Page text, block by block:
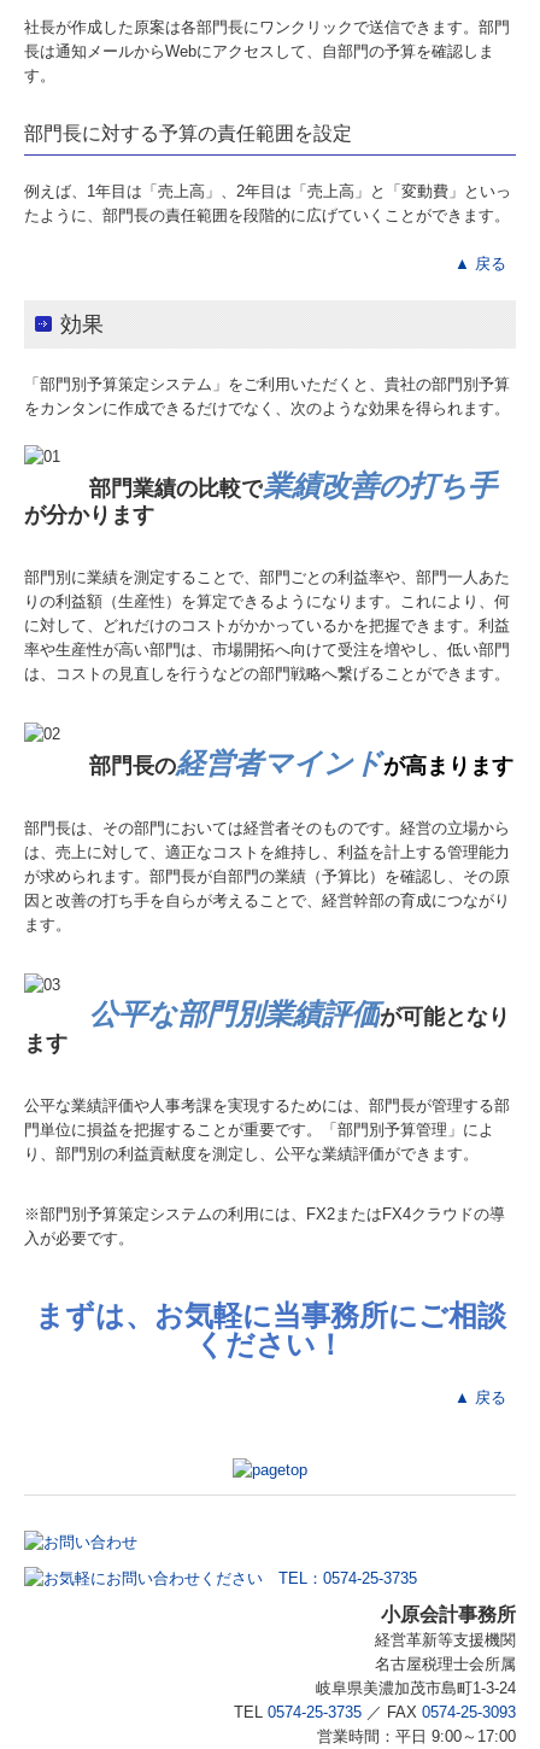
社長が作成した原案は各部門長にワンクリックで送信できます。部門
長は通知メールからWebにアクセスして、自部門の予算を確認しま
す。
部門長に対する予算の責任範囲を設定
例えば、1年目は「売上高」、2年目は「売上高」と「変動費」といっ
たように、部門長の責任範囲を段階的に広げていくことができます。
▲ 戻る
効果
「部門別予算策定システム」をご利用いただくと、貴社の部門別予算
をカンタンに作成できるだけでなく、次のような効果を得られます。
部門業績の比較で業績改善の打ち手
が分かります
部門別に業績を測定することで、部門ごとの利益率や、部門一人あた
りの利益額（生産性）を算定できるようになります。これにより、何
に対して、どれだけのコストがかかっているかを把握できます。利益
率や生産性が高い部門は、市場開拓へ向けて受注を増やし、低い部門
は、コストの見直しを行うなどの部門戦略へ繋げることができます。
部門長の経営者マインドが高まります
部門長は、その部門においては経営者そのものです。経営の立場から
は、売上に対して、適正なコストを維持し、利益を計上する管理能力
が求められます。部門長が自部門の業績（予算比）を確認し、その原
因と改善の打ち手を自らが考えることで、経営幹部の育成につながり
ます。
公平な部門別業績評価が可能となり
ます
公平な業績評価や人事考課を実現するためには、部門長が管理する部
門単位に損益を把握することが重要です。「部門別予算管理」によ
り、部門別の利益貢献度を測定し、公平な業績評価ができます。
※部門別予算策定システムの利用には、FX2またはFX4クラウドの導
入が必要です。
まずは、お気軽に当事務所にご相談
ください！
▲ 戻る
小原会計事務所
経営革新等支援機関
名古屋税理士会所属
岐阜県美濃加茂市島町1-3-24
TEL 0574-25-3735 ／ FAX 0574-25-3093
営業時間：平日 9:00～17:00